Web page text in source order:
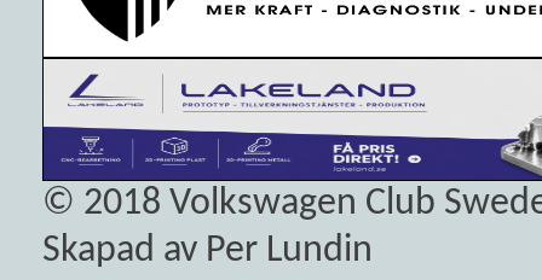
© 2018 Volkswagen Club
Skapad av Per Lundin